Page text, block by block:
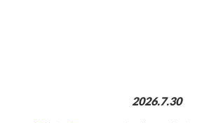
2026.7.30